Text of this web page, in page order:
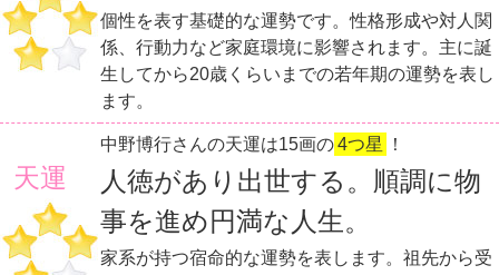
個性を表す基礎的な運勢です。性格形成や対人関
係、行動力など家庭環境に影響されます。主に誕
生してから20歳くらいまでの若年期の運勢を表し
ます。
天運
中野博行さんの天運は15画の4つ星 ！
人徳があり出世する。順調に物
事を進め円満な人生。
家系が持つ宿命的な運勢を表します。祖先から受